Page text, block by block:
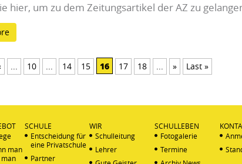
hier, um zu dem Zeitungsartikel der AZ zu
... 10 ... 14 15 16 17 18 ... » Last »
man
man
SCHULE
Entscheidung für
eine Privatschule
Partner
WIR
Schulleitung
Lehrer
SCHULLEBEN
Fotogalerie
Termine